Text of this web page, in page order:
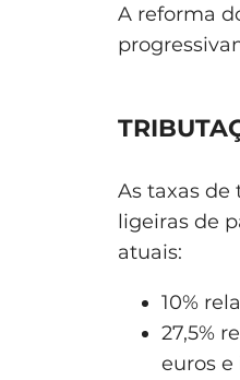
A reforma
As taxas
ligeiras de
atuais:
10%
27,5%
euros e